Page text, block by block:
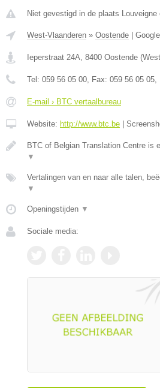
Niet gevestigd in de plaats
West-Vlaanderen » Oostende
Ieperstraat 24A, 8400 Oostende (
Tel: 059 56 05 00, Fax: 059 56 05 05,
E-mail › BTC vertaalbureau
Website: http://www.btc.be
BTC of Belgian Translation Centre is
▼
Vertalingen van en naar alle talen,
▼
Openingstijden ▼
Sociale media: